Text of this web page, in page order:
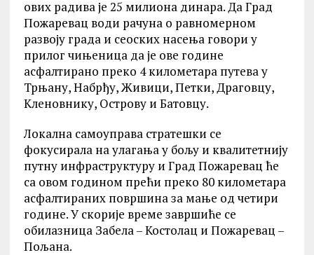
ових радива је 25 милиона динара. Да Град
Пожаревац води рачуна о равномерном
развоју града и сеоских насења говори у
прилог чињеница да је ове године
асфалтирано преко 4 километара путева у
Трњану, Набрђу, Живици, Петки, Драговцу,
Кленовнику, Острову и Батовцу.
Локална самоуправа стратешки се
фокусирала на улагања у бољу и квалитетнију
путну инфраструктуру и Град Пожаревац ће
са овом годином прећи преко 80 километара
асфалтираних површина за мање од четири
године. У скорије време завршиће се
обилазница Забела – Костолац и Пожаревац –
Пољана.